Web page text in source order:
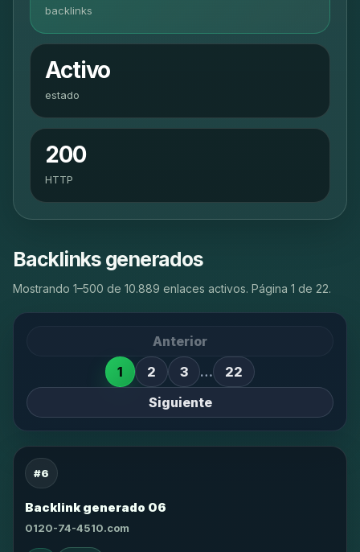
backlinks
Activo
estado
200
HTTP
Backlinks generados
Mostrando 1–500 de 10.889 enlaces activos. Página 1 de 22.
Anterior
1
2 3 …
22
Siguiente
#6
Backlink generado 06
0120-74-4510.com